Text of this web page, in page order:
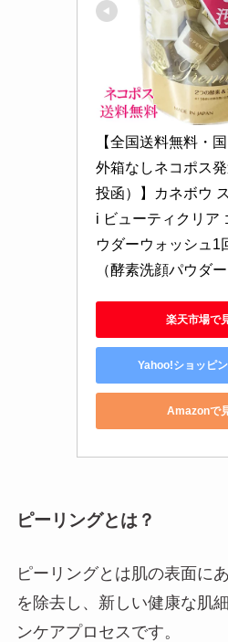
【全国送料無料・
外箱なしネコポス
投函）】カネボウ
i ビューティクリア
ウダーウォッシュ1
（酵素洗顔パウダー
楽天市場で
Yahoo!ショッピ
Amazonで
ピーリングとは？
ピーリングとは肌の表面に
を除去し、新しい健康な肌
ンケアプロセスです。